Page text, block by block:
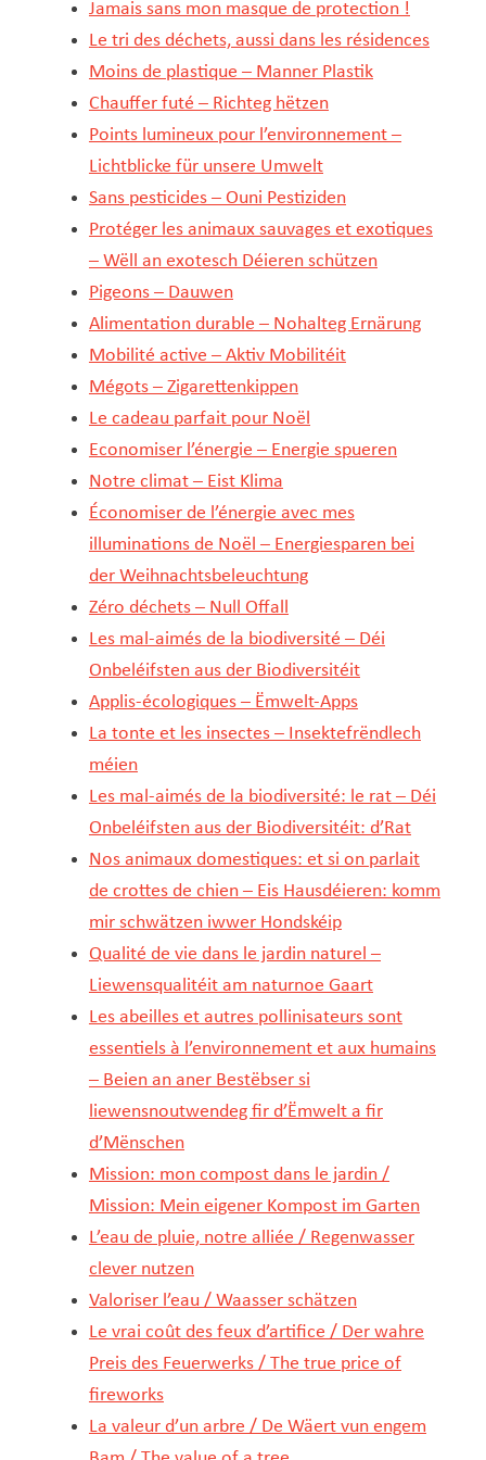
Jamais sans mon masque de protection !
Le tri des déchets, aussi dans les résidences
Moins de plastique – Manner Plastik
Chauffer futé – Richteg hëtzen
Points lumineux pour l’environnement –
Lichtblicke für unsere Umwelt
Sans pesticides – Ouni Pestiziden
Protéger les animaux sauvages et exotiques
– Wëll an exotesch Déieren schützen
Pigeons – Dauwen​​
Alimentation durable – Nohalteg Ernärung​
Mobilité active – Aktiv Mobilitéit​
Mégots – Zigarettenkippen
Le cadeau parfait pour Noël
Economiser l’énergie – Energie spueren
Notre climat – Eist Klima
Économiser de l’énergie avec mes
illuminations de Noël – Energiesparen bei
der Weihnachtsbeleuchtung
Zéro déchets – Null Offall
Les mal-aimés de la biodiversité – Déi
Onbeléifsten aus der Biodiversitéit
Applis-écologiques – Ëmwelt-Apps
La tonte et les insectes – Insektefrëndlech
méien
Les mal-aimés de la biodiversité: le rat – Déi
Onbeléifsten aus der Biodiversitéit: d’Rat
Nos animaux domestiques: et si on parlait
de crottes de chien – Eis Hausdéieren: komm
mir schwätzen iwwer Hondskéip
Qualité de vie dans le jardin naturel –
Liewensqualitéit am naturnoe Gaart
Les abeilles et autres pollinisateurs sont
essentiels à l’environnement et aux humains
– Beien an aner Bestëbser si
liewensnoutwendeg fir d’Ëmwelt a fir
d’Mënschen
Mission: mon compost dans le jardin /
Mission: Mein eigener Kompost im Garten
L’eau de pluie, notre alliée / Regenwasser
clever nutzen
Valoriser l’eau / Waasser schätzen
Le vrai coût des feux d’artifice / Der wahre
Preis des Feuerwerks / The true price of
fireworks
La valeur d’un arbre / De Wäert vun engem